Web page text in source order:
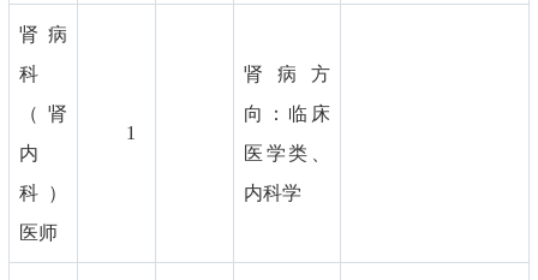
肾病
科
（肾
内
科）
医师
1
肾病方
向：临床
医学类、
内科学